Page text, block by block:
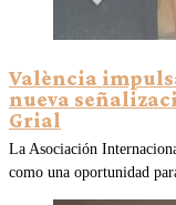
València
nueva
Grial
La Asociación
como una oportunidad